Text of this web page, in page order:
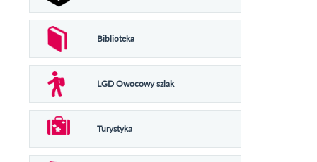
Biblioteka
LGD Owocowy szlak
Turystyka